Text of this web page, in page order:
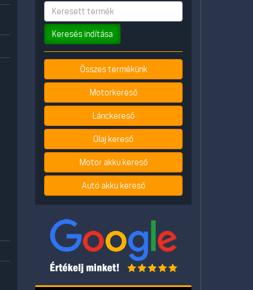
Keresés indítása
Összes termékünk
Motorkereső
Lánckereső
Olaj kereső
Motor akku kereső
Autó akku kereső